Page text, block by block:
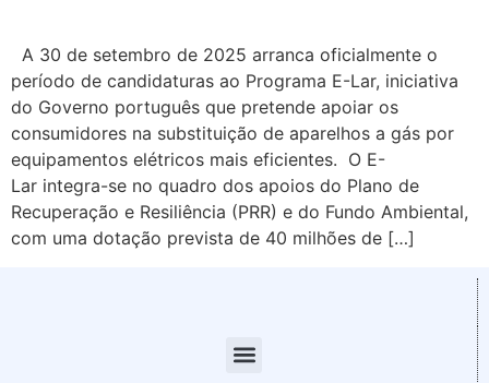
A 30 de setembro de 2025 arranca oficialmente o
período de candidaturas ao Programa E-Lar, iniciativa
do Governo português que pretende apoiar os
consumidores na substituição de aparelhos a gás por
equipamentos elétricos mais eficientes. O E-
Lar integra-se no quadro dos apoios do Plano de
Recuperação e Resiliência (PRR) e do Fundo Ambiental,
com uma dotação prevista de 40 milhões de […]